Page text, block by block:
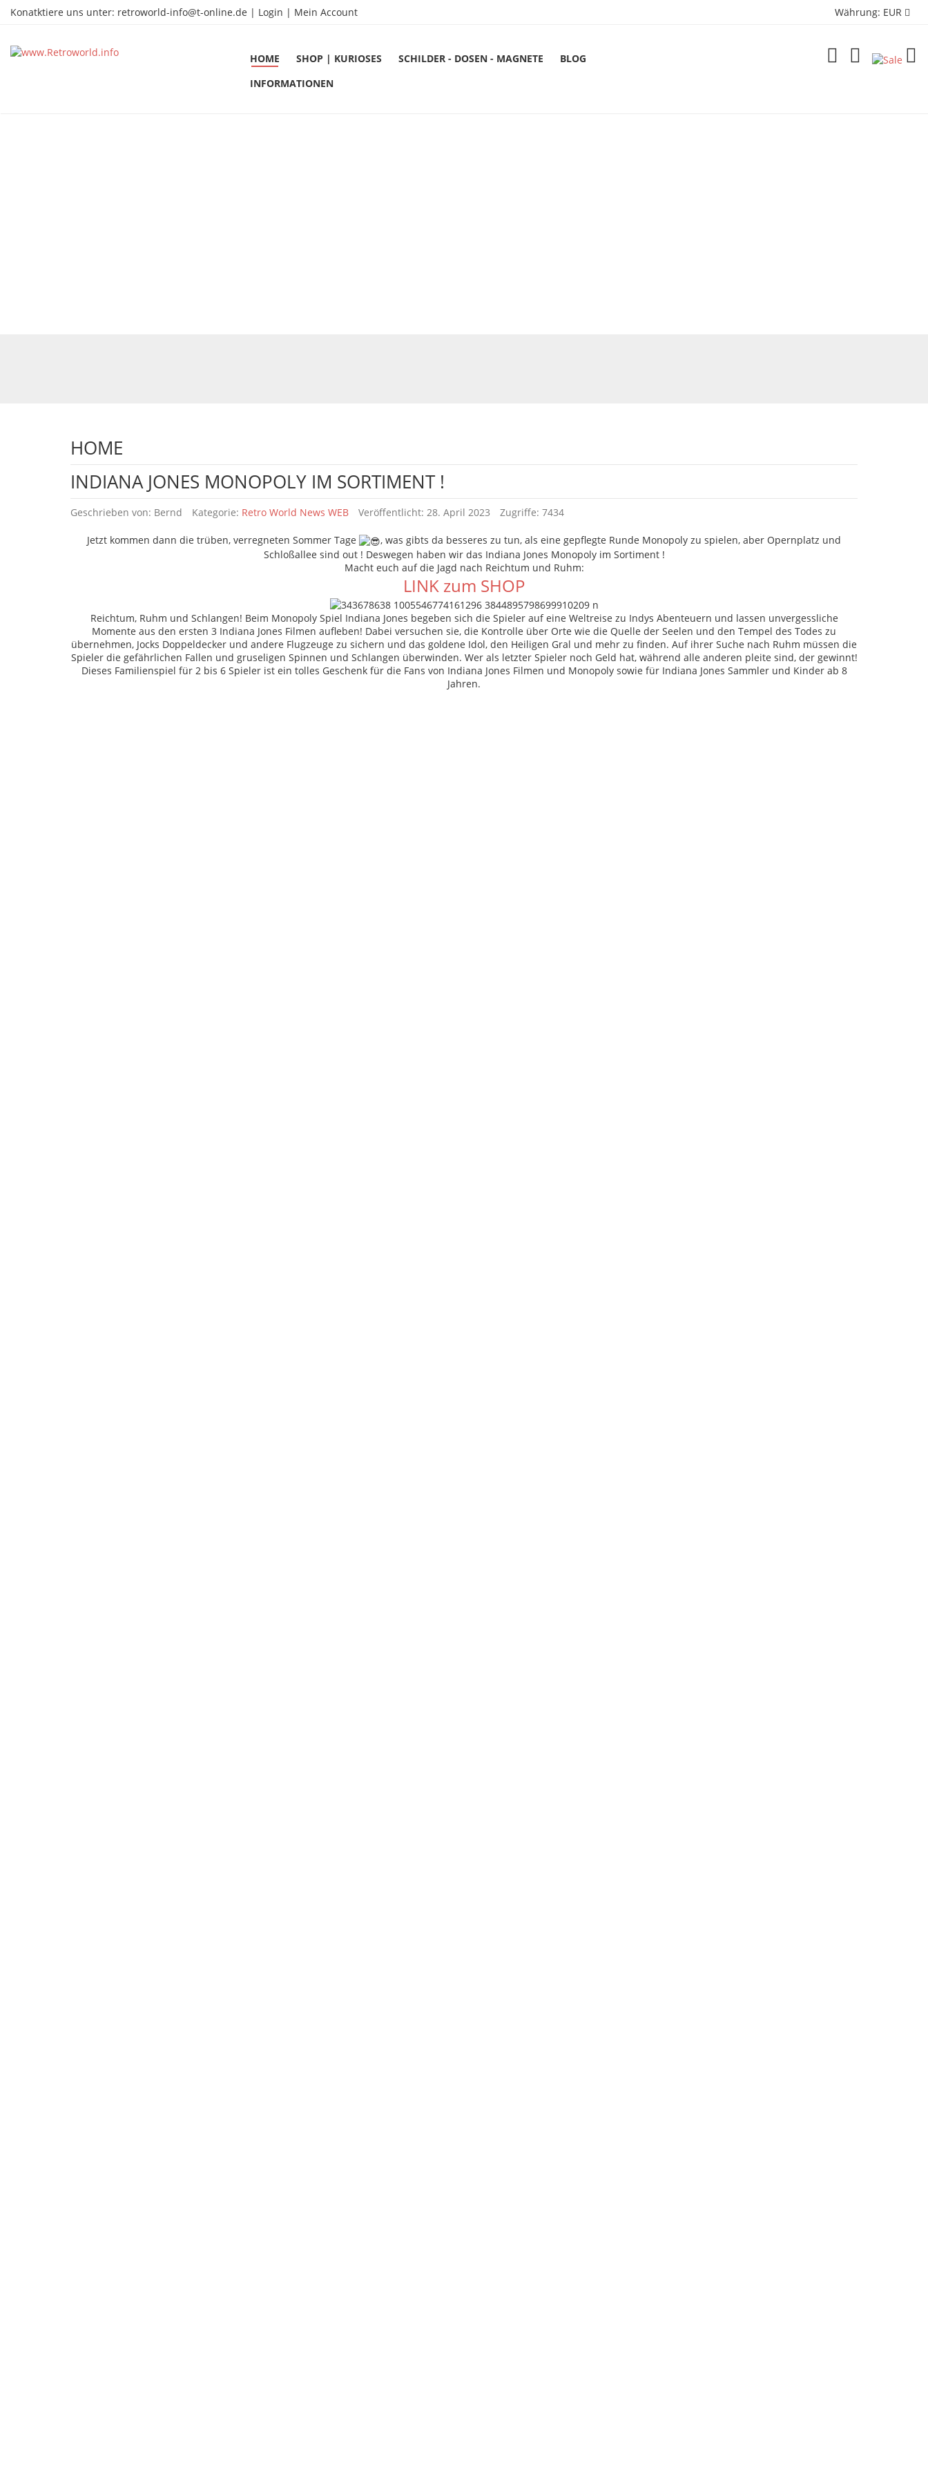
Konatktiere uns unter: retroworld-info@t-online.de | Login | Mein Account Währung: EUR
HOME SHOP | KURIOSES SCHILDER - DOSEN - MAGNETE
BLOG
INFORMATIONEN
HOME
INDIANA JONES MONOPOLY IM SORTIMENT !
Details
Geschrieben von: Bernd Kategorie: Retro World News WEB Veröffentlicht: 28. April 2023 Zugriffe: 7434
Jetzt kommen dann die trüben, verregneten Sommer Tage
, was gibts da besseres zu tun, als eine gepflegte Runde Monopoly zu spielen, aber Opernplatz und
Schloßallee sind out ! Deswegen haben wir das Indiana Jones Monopoly im Sortiment !
Macht euch auf die Jagd nach Reichtum und Ruhm:
LINK zum SHOP
Reichtum, Ruhm und Schlangen! Beim Monopoly Spiel Indiana Jones begeben sich die Spieler auf eine Weltreise zu Indys Abenteuern und lassen unvergessliche
Momente aus den ersten 3 Indiana Jones Filmen aufleben! Dabei versuchen sie, die Kontrolle über Orte wie die Quelle der Seelen und den Tempel des Todes zu
übernehmen, Jocks Doppeldecker und andere Flugzeuge zu sichern und das goldene Idol, den Heiligen Gral und mehr zu finden. Auf ihrer Suche nach Ruhm müssen die
Spieler die gefährlichen Fallen und gruseligen Spinnen und Schlangen überwinden. Wer als letzter Spieler noch Geld hat, während alle anderen pleite sind, der gewinnt!
Dieses Familienspiel für 2 bis 6 Spieler ist ein tolles Geschenk für die Fans von Indiana Jones Filmen und Monopoly sowie für Indiana Jones Sammler und Kinder ab 8
Jahren.